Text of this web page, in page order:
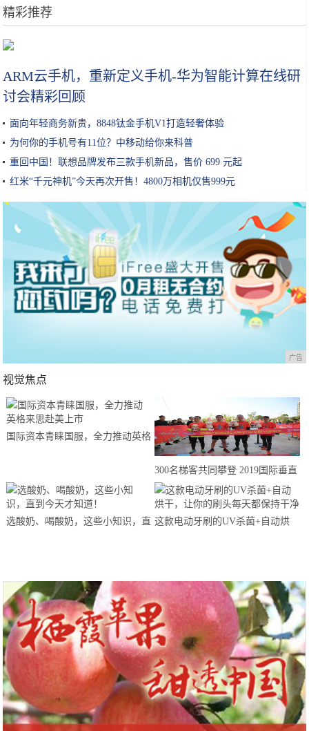
精彩推荐
ARM云手机，重新定义手机-华为智能计算在线研
讨会精彩回顾
面向年轻商务新贵，8848钛金手机V1打造轻奢体验
为何你的手机号有11位？中移动给你来科普
重回中国！联想品牌发布三款手机新品，售价 699 元起
红米“千元神机”今天再次开售！4800万相机仅售999元
广告
视觉焦点
国际资本青睐国服，全力推动英格
300名梯客共同攀登 2019国际垂直
马拉松超级精英赛顺德海骏达中心
站欢乐开跑
选酸奶、喝酸奶，这些小知识，直 这款电动牙刷的UV杀菌+自动烘